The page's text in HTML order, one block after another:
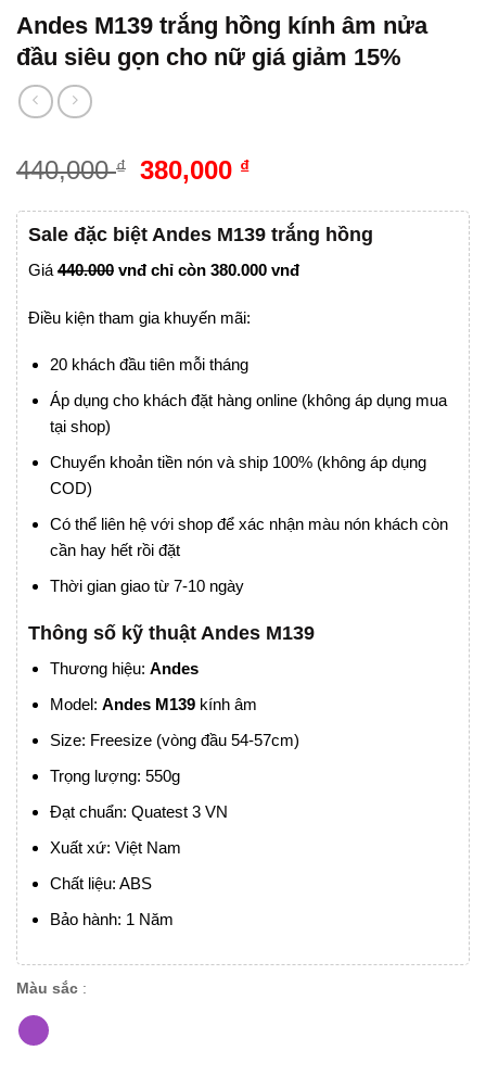
Andes M139 trắng hồng kính âm nửa
đầu siêu gọn cho nữ giá giảm 15%
440,000₫ 380,000 ₫
Sale đặc biệt Andes M139 trắng hồng
Giá 440.000 vnđ chỉ còn 380.000 vnđ
Điều kiện tham gia khuyến mãi:
20 khách đầu tiên mỗi tháng
Áp dụng cho khách đặt hàng online (không áp dụng mua
tại shop)
Chuyển khoản tiền nón và ship 100% (không áp dụng
COD)
Có thể liên hệ với shop để xác nhận màu nón khách còn
cần hay hết rồi đặt
Thời gian giao từ 7-10 ngày
Thông số kỹ thuật Andes M139
Thương hiệu: Andes
Model: Andes M139kính âm
Size: Freesize (vòng đầu 54-57cm)
Trọng lượng: 550g
Đạt chuẩn: Quatest 3 VN
Xuất xứ: Việt Nam
Chất liệu: ABS
Bảo hành: 1 Năm
Màu sắc :